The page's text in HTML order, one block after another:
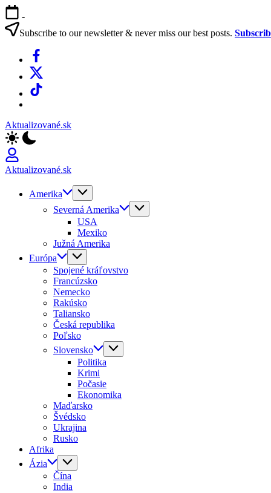
Skip
to
content
-
Subscribe to our newsletter & never miss our best posts.
Facebook
X
TikTok
Aktualizované.sk
Aktualizované.sk
Amerika
Severná Amerika
USA
Mexiko
Južná Amerika
Európa
Spojené kráľovstvo
Francúzsko
Nemecko
Rakúsko
Taliansko
Česká republika
Poľsko
Slovensko
Politika
Krimi
Počasie
Ekonomika
Maďarsko
Švédsko
Ukrajina
Rusko
Afrika
Ázia
Čína
India